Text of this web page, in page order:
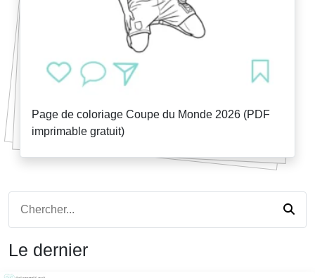
Page de coloriage Coupe du Monde 2026 (PDF
imprimable gratuit)
Le dernier